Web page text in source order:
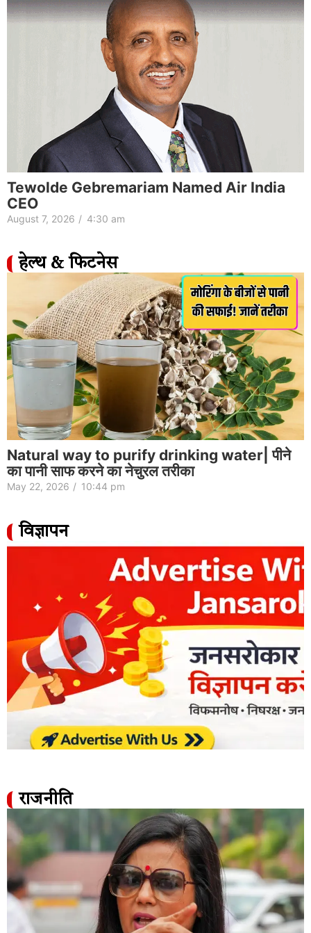
Tewolde Gebremariam Named Air India
CEO
August 7, 2026 / 4:30 am
हेल्थ & फिटनेस
Natural way to purify drinking water| पीने
का पानी साफ करने का नेचुरल तरीका
May 22, 2026 / 10:44 pm
विज्ञापन
राजनीति